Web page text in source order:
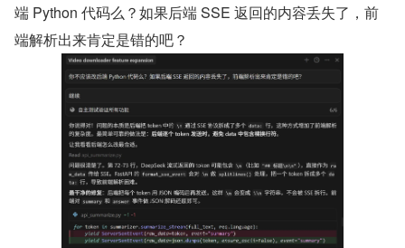
端 Python 代码么？如果后端 SSE 返回的内容丢失了，前
端解析出来肯定是错的吧？